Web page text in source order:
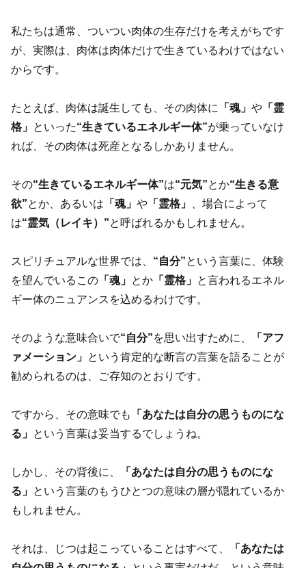
私たちは通常、ついつい肉体の生存だけを考えがちです
が、実際は、肉体は肉体だけで生きているわけではない
からです。
たとえば、肉体は誕生しても、その肉体に 「魂」や 「霊
格」 といった“生きているエネルギー体”が乗っていなけ
れば、その肉体は死産となるしかありません。
その“生きているエネルギー体”は“元気”とか“生きる意
欲”とか、あるいは 「魂」や 「霊格」
、場合によって
は“霊気（レイキ）”と呼ばれるかもしれません。
スピリチュアルな世界では、 “自分”という言葉に、体験
を望んでいるこの 「魂」 とか 「霊格」 と言われるエネル
ギー体のニュアンスを込めるわけです。
そのような意味合いで“自分”を思い出すために、
「アフ
ァメーション」 という肯定的な断言の言葉を語ることが
勧められるのは、ご存知のとおりです。
ですから、その意味でも
「あなたは自分の思うものにな
る」 という言葉は妥当するでしょうね。
しかし、その背後に、
「あなたは自分の思うものにな
る」 という言葉のもうひとつの意味の層が隠れているか
もしれません。
それは、じつは起こっていることはすべて、
「あなたは